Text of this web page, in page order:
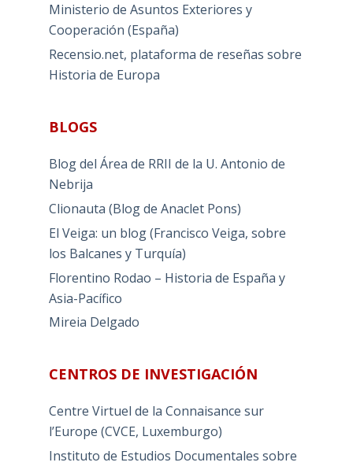
Ministerio de Asuntos Exteriores y
Cooperación (España)
Recensio.net, plataforma de reseñas sobre
Historia de Europa
BLOGS
Blog del Área de RRII de la U. Antonio de
Nebrija
Clionauta (Blog de Anaclet Pons)
El Veiga: un blog (Francisco Veiga, sobre
los Balcanes y Turquía)
Florentino Rodao – Historia de España y
Asia-Pacífico
Mireia Delgado
CENTROS DE INVESTIGACIÓN
Centre Virtuel de la Connaisance sur
l’Europe (CVCE, Luxemburgo)
Instituto de Estudios Documentales sobre